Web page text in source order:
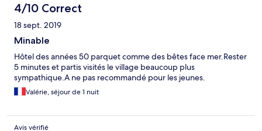
4/10 Correct
18 sept. 2019
Minable
Hôtel des années 50 parquet comme des bêtes face mer.Rester
5 minutes et partis visités le village beaucoup plus
sympathique.A ne pas recommandé pour les jeunes.
Valérie, séjour de 1 nuit
Avis vérifié